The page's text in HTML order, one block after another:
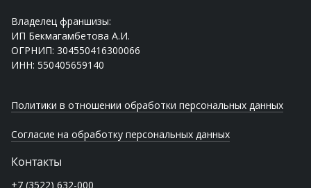
Владелец франшизы:
ИП Бекмагамбетова А.И.
ОГРНИП: 304550416300066
ИНН: 550405659140
Политики в отношении обработки персональных данных
Согласие на обработку персональных данных
Контакты
+7 (3522) 632-000